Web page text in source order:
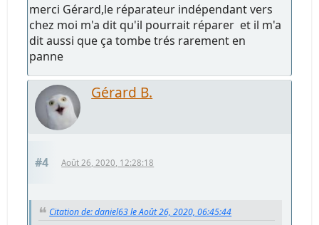
merci Gérard,le réparateur indépendant vers
chez moi m'a dit qu'il pourrait réparer et il m'a
dit aussi que ça tombe trés rarement en
panne
Gérard B.
#4 Août 26, 2020, 12:28:18
Citation de: daniel63 le Août 26, 2020, 06:45:44